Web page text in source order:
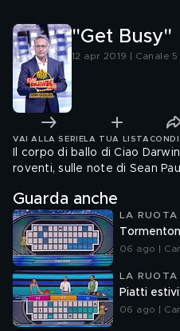
"Get Busy"
12 apr 2019 | Canale 5
VAI ALLA SERIE LA TUA LISTA
Il corpo di ballo di Ciao
roventi, sulle note di Sean
Guarda anche
LA RUOTA
06 ago |
LA RUOTA
Piatti
06 ago |